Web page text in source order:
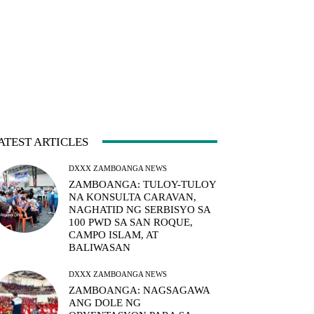
ARTICLES
DXXX ZAMBOANGA NEWS
ZAMBOANGA: TULOY-TULOY
NA KONSULTA CARAVAN,
NAGHATID NG SERBISYO SA
100 PWD SA SAN ROQUE,
CAMPO ISLAM, AT
BALIWASAN
DXXX ZAMBOANGA NEWS
ZAMBOANGA: NAGSAGAWA
ANG DOLE NG